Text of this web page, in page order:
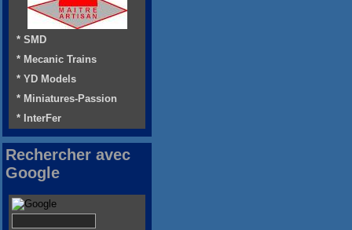
* SMD
* Mecanic Trains
* YD Models
* Miniatures-Passion
* InterFer
Rechercher avec
Google